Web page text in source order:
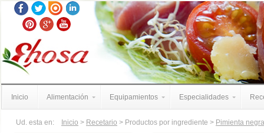
Inicio Alimentación Equipamientos Especialidades
Ud. esta en: Inicio > Recetario > Productos por ingrediente > Pimienta negra